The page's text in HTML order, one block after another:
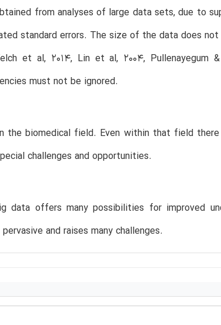
from analyses of large data sets, due to
standard errors. The size of the data does
et al, 2014, Lin et al, 2004, Pullenayegum
must not be ignored.
the biomedical field. Even within that field
challenges and opportunities.
data offers many possibilities for improved
and raises many challenges.